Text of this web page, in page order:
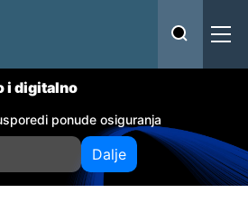
i digitalno
ponude osiguranja
Dalje